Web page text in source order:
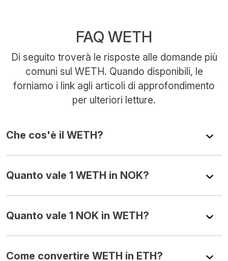
FAQ WETH
Di seguito troverà le risposte alle domande più
comuni sul WETH. Quando disponibili, le
forniamo i link agli articoli di approfondimento
per ulteriori letture.
Che cos'è il WETH?
Quanto vale 1 WETH in NOK?
Quanto vale 1 NOK in WETH?
Come convertire WETH in ETH?